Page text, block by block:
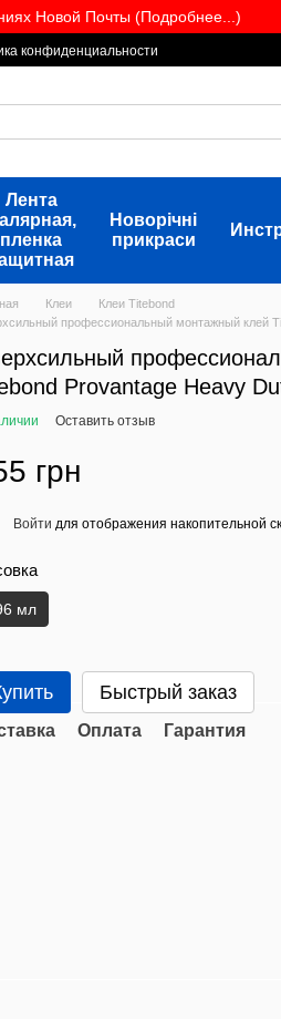
Новой Почты (Подробнее...)
конфиденциальности
Лента
пленка
Новорічні
прикраси
Клеи
Клеи Titebond
профессиональный монтажный клей
Provantage Heavy
Оставить отзыв
грн
Войти для отображения накопительной
мл
Быстрый заказ
Оплата Гарантия